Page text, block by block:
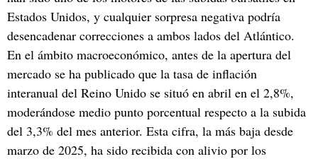
Estados Unidos, y cualquier sorpresa negativa podría
desencadenar correcciones a ambos lados del Atlántico.
En el ámbito macroeconómico, antes de la apertura del
mercado se ha publicado que la tasa de inflación
interanual del Reino Unido se situó en abril en el 2,8%,
moderándose medio punto porcentual respecto a la subida
del 3,3% del mes anterior. Esta cifra, la más baja desde
marzo de 2025, ha sido recibida con alivio por los